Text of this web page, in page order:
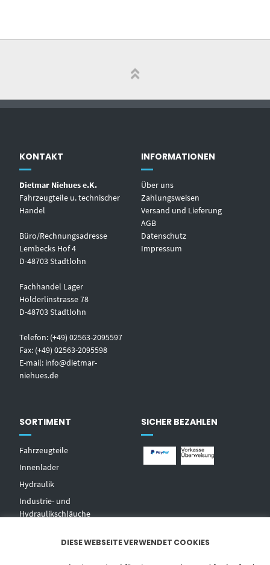
KONTAKT
Dietmar Niehues e.K.
Fahrzeugteile u. technischer
Handel
Büro/Rechnungsadresse
Lembecks Hof 4
D-48703 Stadtlohn
Fachhandel Lager
Hölderlinstrasse 78
D-48703 Stadtlohn
Telefon: (+49) 02563-2095597
Fax: (+49) 02563-2095598
E-mail: info@dietmar-
niehues.de
INFORMATIONEN
Über uns
Zahlungsweisen
Versand und Lieferung
AGB
Datenschutz
Impressum
SORTIMENT
Fahrzeugteile
Innenlader
Hydraulik
Industrie- und
Hydraulikschläuche
Zentralschmierungen
SICHER BEZAHLEN
DIESE WEBSEITE VERWENDET COOKIES